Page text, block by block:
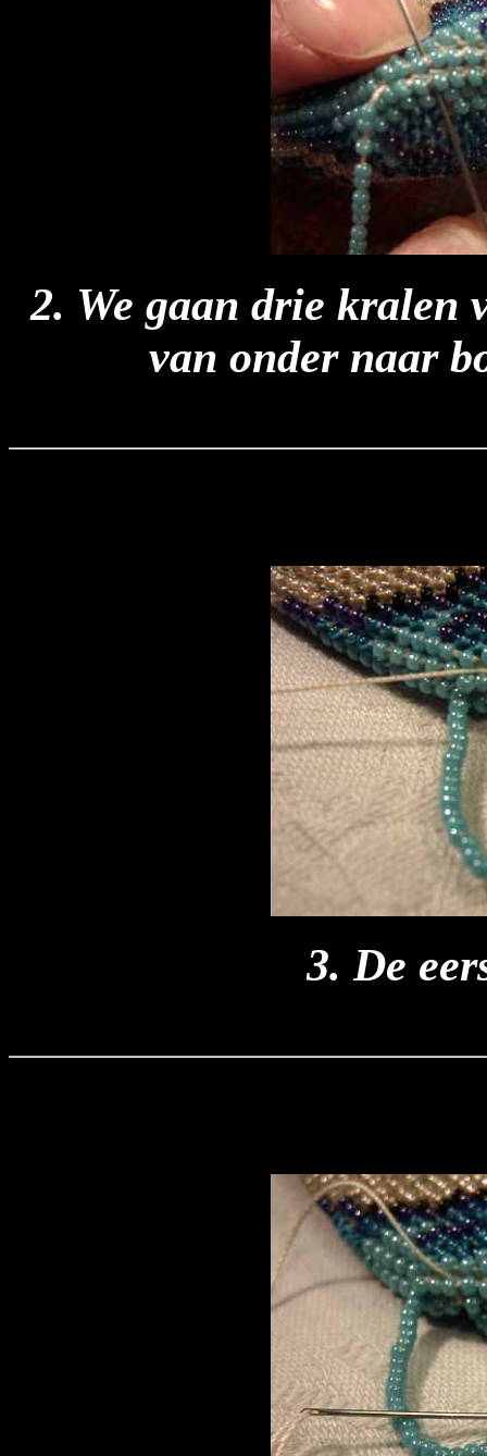
2. We gaan drie kralen
van onder naar
3. De